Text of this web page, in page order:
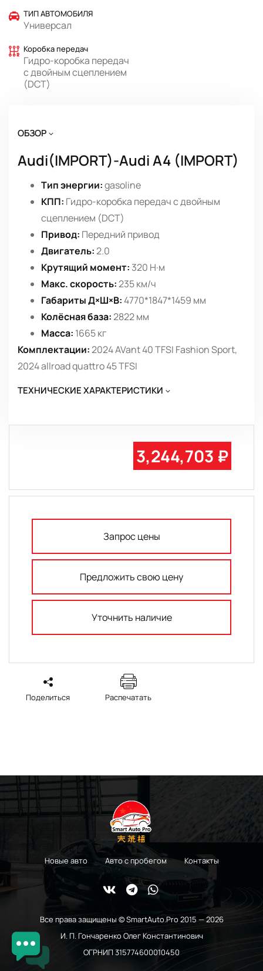
ТИП АВТОМОБИЛЯ
Универсал
Коробка передач
Гидро-коробка передач
с двойным сцеплением
(DCT)
ОБЗОР
Audi(IMPORT)-Audi A4 (IMPORT)
Тип энергии:gasoline
КПП: Гидро-коробка передач с двойным
сцеплением (DCT)
Привод: Передний привод
Двигатель:2.0
Крутящий момент: 320 Н·м
Макс. скорость:235 км/ч
Габариты Д×Ш×В: 4770*1847*1459 мм
Колёсная база:2822 мм
Масса: 1665 кг
Комплектации:2024 AVant 40 TFSI Fashion Sport,
2024 allroad quattro 45 TFSI
ТЕХНИЧЕСКИЕ ХАРАКТЕРИСТИКИ
3,244,703 ₽
Запрос цены
Предложить свою цену
Уточнить наличие
Поделиться Распечатать
Новые авто Авто с пробегом Контакты
Все права защищены © SmartAuto.Pro 2015 — 2026
И. П. Гончаренко Олег Константинович
ОГРНИП 315774600010450